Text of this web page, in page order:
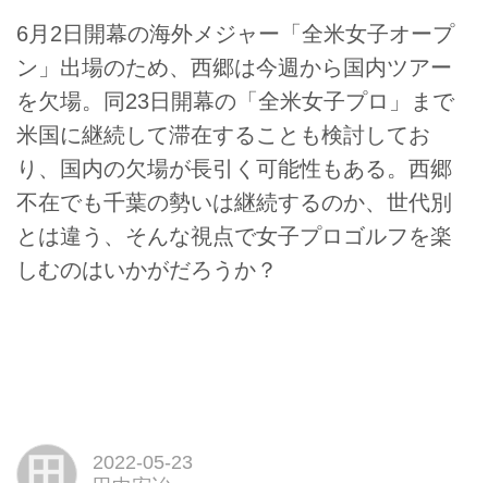
6月2日開幕の海外メジャー「全米女子オープ
ン」出場のため、西郷は今週から国内ツアー
を欠場。同23日開幕の「全米女子プロ」まで
米国に継続して滞在することも検討してお
り、国内の欠場が長引く可能性もある。西郷
不在でも千葉の勢いは継続するのか、世代別
とは違う、そんな視点で女子プロゴルフを楽
しむのはいかがだろうか？
2022-05-23